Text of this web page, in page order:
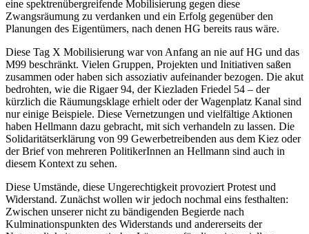
eine spektrenübergreifende Mobilisierung gegen diese
Zwangsräumung zu verdanken und ein Erfolg gegenüber den
Planungen des Eigentümers, nach denen HG bereits raus wäre.
Diese Tag X Mobilisierung war von Anfang an nie auf HG und das
M99 beschränkt. Vielen Gruppen, Projekten und Initiativen saßen
zusammen oder haben sich assoziativ aufeinander bezogen. Die akut
bedrohten, wie die Rigaer 94, der Kiezladen Friedel 54 – der
kürzlich die Räumungsklage erhielt oder der Wagenplatz Kanal sind
nur einige Beispiele. Diese Vernetzungen und vielfältige Aktionen
haben Hellmann dazu gebracht, mit sich verhandeln zu lassen. Die
Solidaritätserklärung von 99 Gewerbetreibenden aus dem Kiez oder
der Brief von mehreren PolitikerInnen an Hellmann sind auch in
diesem Kontext zu sehen.
Diese Umstände, diese Ungerechtigkeit provoziert Protest und
Widerstand. Zunächst wollen wir jedoch nochmal eins festhalten:
Zwischen unserer nicht zu bändigenden Begierde nach
Kulminationspunkten des Widerstands und andererseits der